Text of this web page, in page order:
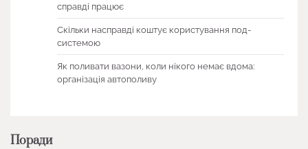
справді працює
Скільки насправді коштує користування под-
системою
Як поливати вазони, коли нікого немає вдома:
організація автополиву
Поради